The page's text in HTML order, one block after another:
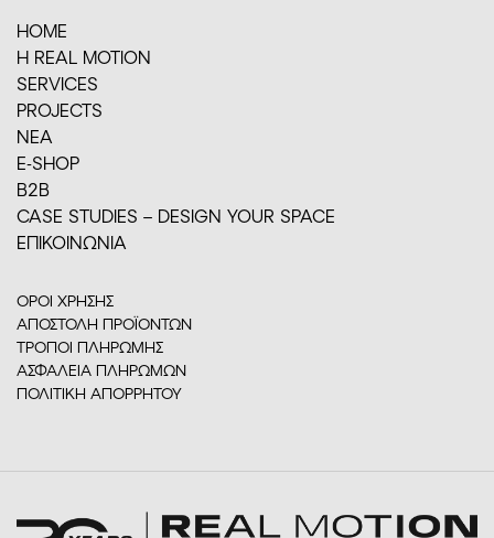
HOME
H REAL MOTION
SERVICES
PROJECTS
ΝΕΑ
E-SHOP
Β2Β
CASE STUDIES – DESIGN YOUR SPACE
ΕΠΙΚΟΙΝΩΝΙΑ
ΟΡΟΙ ΧΡΗΣΗΣ
ΑΠΟΣΤΟΛΗ ΠΡΟΪΟΝΤΩΝ
ΤΡΟΠΟΙ ΠΛΗΡΩΜΗΣ
ΑΣΦΑΛΕΙΑ ΠΛΗΡΩΜΩΝ
ΠΟΛΙΤΙΚΗ ΑΠΟΡΡΗΤΟΥ